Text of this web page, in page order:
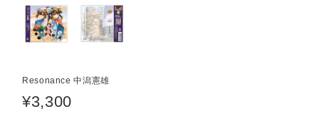
Resonance 中潟憲雄
¥3,300